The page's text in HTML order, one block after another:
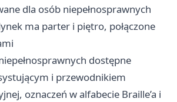
dla osób niepełnosprawnych
ma parter i piętro, połączone
dostępne
i przewodnikiem
oznaczeń w alfabecie Braille’a i